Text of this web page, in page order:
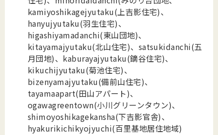
kamiyoshikagejyutaku(上吉影住宅)、
hanyujyutaku(羽生住宅)、
higashiyamadanchi(東山団地)、
kitayamajyutaku(北山住宅)、satsukidanchi(五
月団地)、kaburayajyutaku(鏑谷住宅)、
kikuchijyutaku(菊池住宅)、
bizenyamajyutaku(備前山住宅)、
tayamaapart(田山アパート)、
ogawagreentown(小川グリーンタウン)、
shimoyoshikagekansha(下吉影官舎)、
hyakurikichikyojyuchi(百里基地居住地域)